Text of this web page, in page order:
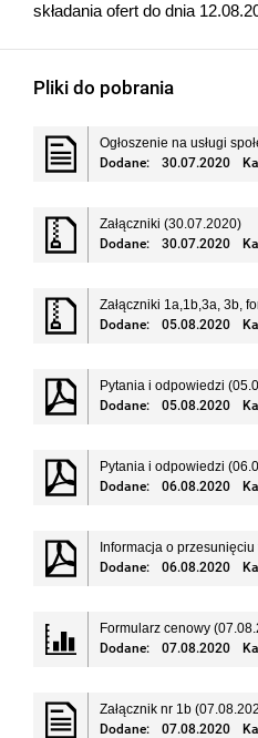
składania ofert do dnia
Pliki do pobrania
Ogłoszenie na usługi
Dodane:
30.07.2020
Załączniki (30.07.2020)
Dodane:
30.07.2020
Dodane:
05.08.2020
Pytania i odpowiedzi
Dodane:
05.08.2020
Pytania i odpowiedzi
Dodane:
06.08.2020
Dodane:
06.08.2020
Formularz cenowy
Dodane:
07.08.2020
Załącznik nr 1b
Dodane:
07.08.2020